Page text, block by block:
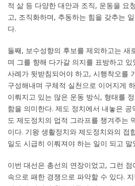
적 삶 등 다양한 대안과 조직, 운동을 요
고, 조직화하며, 추동하는 힘을 갖추는
다.
둘째, 보수성향의 후보를 제외하고는 새
며 그를 향해 다가갈 의지를 표방하고
사례가 뒷받침되어야 하고, 시행착오를
구성해내며 구체적 실천으로 이어지게
이뤄지고 있는 많은 운동 방식, 형태를
함을 의미한다. 제도 정치에서 내놓은
도 제도정치의 업적 그라프를 챙겨주는
이다. 기왕 생활정치와 제도정치와의 접
일도 시급히 이뤄져야 하는 일이 되고 말
이번 대선은 총선의 연장이었고, 그런
속으로 패한 경쟁으로 파악할 수 있다.